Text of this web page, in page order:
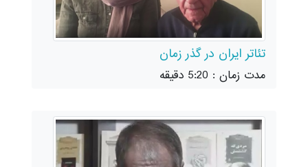
تئاتر ایران در گذر زمان
مدت زمان : 5:20 دقیقه